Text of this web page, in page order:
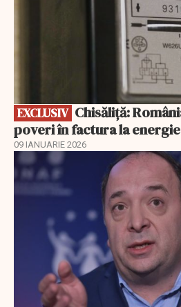
EXCLUSIV
poveri în factura la energie
09 IANUARIE 2026